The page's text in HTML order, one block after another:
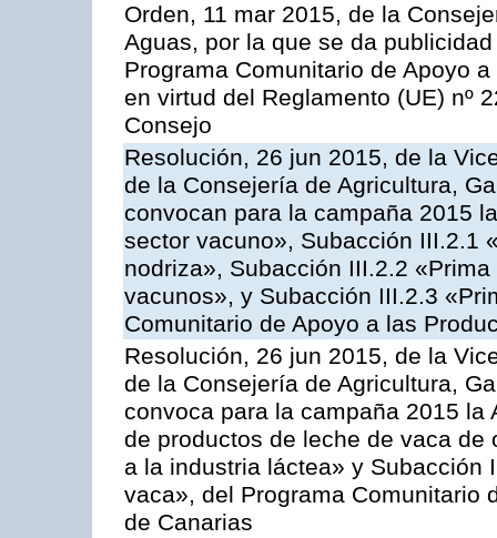
Orden, 11 mar 2015, de la
Aguas, por la que se da
Programa Comunitario de Apoyo
en virtud del Reglamento (UE) nº
Consejo
Resolución, 26 jun 2015, de la
de la Consejería de Agricultura,
convocan para la campaña 2015
sector vacuno», Subacción III.2.1
nodriza», Subacción III.2.2
vacunos», y Subacción III.2.3
Comunitario de Apoyo a las
Resolución, 26 jun 2015, de la
de la Consejería de Agricultura,
convoca para la campaña 2015
de productos de leche de vaca
a la industria láctea» y Subacción
vaca», del Programa Comunitario
de Canarias